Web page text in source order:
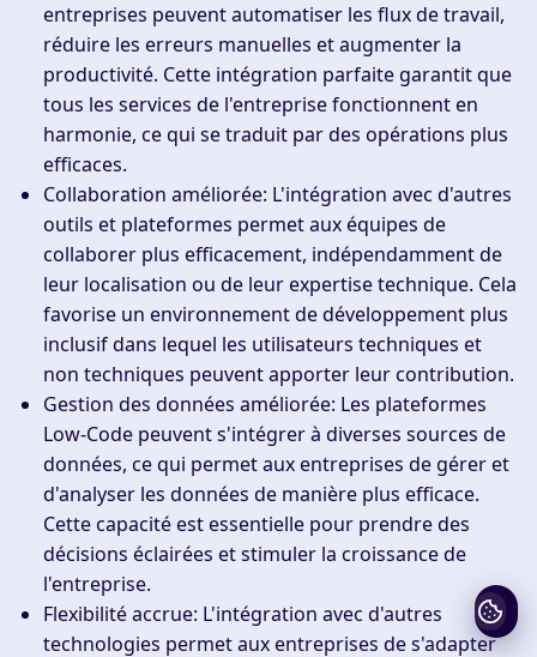
entreprises peuvent automatiser les flux de travail,
réduire les erreurs manuelles et augmenter la
productivité. Cette intégration parfaite garantit que
tous les services de l'entreprise fonctionnent en
harmonie, ce qui se traduit par des opérations plus
efficaces.
Collaboration améliorée: L'intégration avec d'autres
outils et plateformes permet aux équipes de
collaborer plus efficacement, indépendamment de
leur localisation ou de leur expertise technique. Cela
favorise un environnement de développement plus
inclusif dans lequel les utilisateurs techniques et
non techniques peuvent apporter leur contribution.
Gestion des données améliorée: Les plateformes
Low-Code peuvent s'intégrer à diverses sources de
données, ce qui permet aux entreprises de gérer et
d'analyser les données de manière plus efficace.
Cette capacité est essentielle pour prendre des
décisions éclairées et stimuler la croissance de
l'entreprise.
Flexibilité accrue: L'intégration avec d'autres
technologies permet aux entreprises de s'adapter